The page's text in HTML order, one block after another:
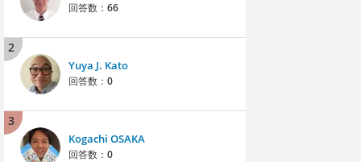
回答数： 66
2
Yuya J. Kato
回答数： 0
3
Kogachi OSAKA
回答数： 0